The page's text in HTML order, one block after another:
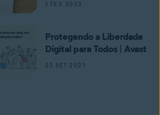
1 FEV 2023
Protegendo a Liberdade
Digital para Todos | Avast
23 SET 2021